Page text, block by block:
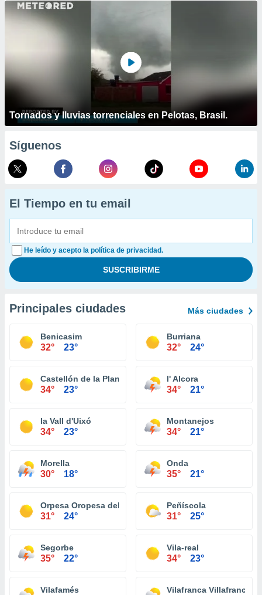
Tornados y lluvias torrenciales en Pelotas, Brasil.
Síguenos
El Tiempo en tu email
He leído y acepto la política de privacidad.
Principales ciudades Más ciudades
Benicasim
32° 23°
Burriana
32° 24°
Castellón de la Plana
34° 23°
l' Alcora
34° 21°
la Vall d'Uixó
34° 23°
Montanejos
34° 21°
Morella
30° 18°
Onda
35° 21°
Orpesa Oropesa del Mar
31° 24°
Peñíscola
31° 25°
Segorbe
35° 22°
Vila-real
34° 23°
Vilafamés Vilafranca Villafranca